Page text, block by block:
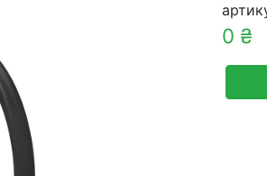
0 ₴